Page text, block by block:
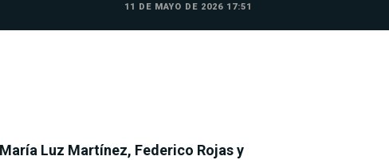
11 DE MAYO DE 2026 17:51
Luz Martínez, Federico Rojas y